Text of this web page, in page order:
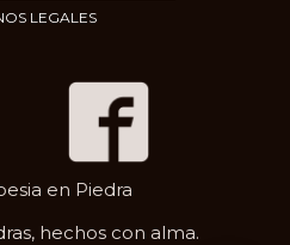
LEGALES
en Piedra
hechos con alma.